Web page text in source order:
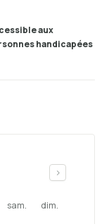
aux
handicapées
>
sam. dim.